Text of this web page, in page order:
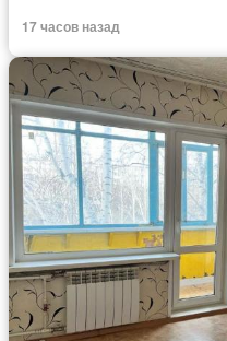
17 часов назад